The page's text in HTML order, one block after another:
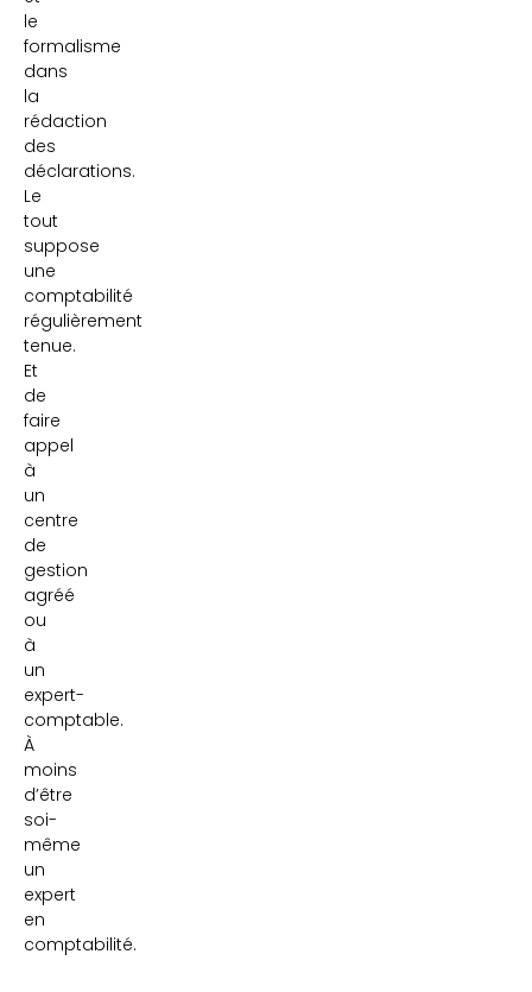
le
formalisme
dans
la
rédaction
des
déclarations.
Le
tout
suppose
une
comptabilité
régulièrement
tenue.
Et
de
faire
appel
à
un
centre
de
gestion
agréé
ou
à
un
expert-
comptable.
À
moins
d’être
soi-
même
un
expert
en
comptabilité.